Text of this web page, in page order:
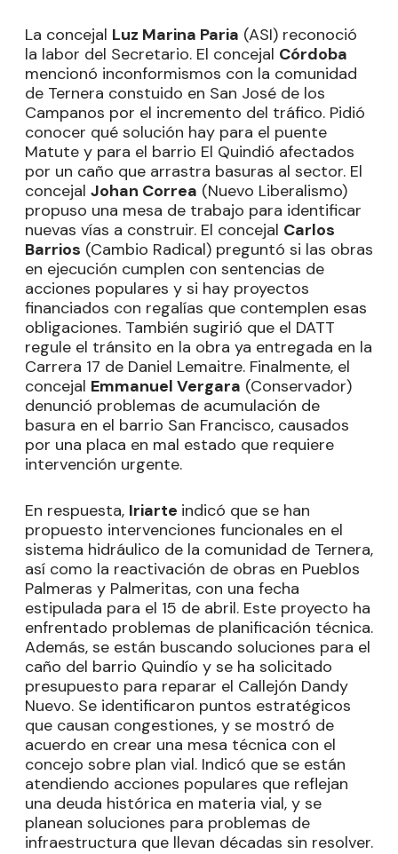
La concejal Luz Marina Paria (ASI) reconoció
la labor del Secretario. El concejal Córdoba
mencionó inconformismos con la comunidad
de Ternera constuido en San José de los
Campanos por el incremento del tráfico. Pidió
conocer qué solución hay para el puente
Matute y para el barrio El Quindió afectados
por un caño que arrastra basuras al sector. El
concejal Johan Correa (Nuevo Liberalismo)
propuso una mesa de trabajo para identificar
nuevas vías a construir. El concejal Carlos
Barrios (Cambio Radical) preguntó si las obras
en ejecución cumplen con sentencias de
acciones populares y si hay proyectos
financiados con regalías que contemplen esas
obligaciones. También sugirió que el DATT
regule el tránsito en la obra ya entregada en la
Carrera 17 de Daniel Lemaitre. Finalmente, el
concejal Emmanuel Vergara (Conservador)
denunció problemas de acumulación de
basura en el barrio San Francisco, causados
por una placa en mal estado que requiere
intervención urgente.
En respuesta, Iriarte indicó que se han
propuesto intervenciones funcionales en el
sistema hidráulico de la comunidad de Ternera,
así como la reactivación de obras en Pueblos
Palmeras y Palmeritas, con una fecha
estipulada para el 15 de abril. Este proyecto ha
enfrentado problemas de planificación técnica.
Además, se están buscando soluciones para el
caño del barrio Quindío y se ha solicitado
presupuesto para reparar el Callejón Dandy
Nuevo. Se identificaron puntos estratégicos
que causan congestiones, y se mostró de
acuerdo en crear una mesa técnica con el
concejo sobre plan vial. Indicó que se están
atendiendo acciones populares que reflejan
una deuda histórica en materia vial, y se
planean soluciones para problemas de
infraestructura que llevan décadas sin resolver.